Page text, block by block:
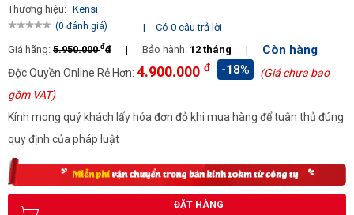
Thương hiệu: Kensi
(0 đánh giá) |
Có 0 câu trả lời
Giá hãng: 5.950.000đđ | Bảo hành: 12 tháng | Còn hàng
Độc Quyền Online Rẻ Hơn: 4.900.000 đ -18%
(Giá chưa bao
gồm VAT)
Kính mong quý khách lấy hóa đơn đỏ khi mua hàng để tuân thủ đúng
quy định của pháp luật
ĐẶT HÀNG